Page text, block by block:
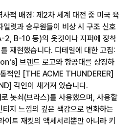
사적 배경: 제2차 세계 대전 중 미국 육
럿과 승무원들이 비상 시 구조 신호
2, B-10 등)의 옷깃이나 지퍼에 장착
재현했습니다. 디테일에 대한 고집:
브랜드 로고와 항공대를 상징하
적인 [THE ACME THUNDERER]
각인이 새겨져 있습니다.
놋쇠(브라스)를 사용했으며, 사용할
지 느낌의 깊은 색감으로 변화하는
이트 재킷의 액세서리뿐만 아니라 키